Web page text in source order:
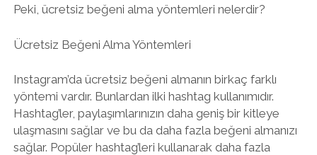
Peki, ücretsiz beğeni alma yöntemleri nelerdir?
Ücretsiz Beğeni Alma Yöntemleri
Instagram’da ücretsiz beğeni almanın birkaç farklı
yöntemi vardır. Bunlardan ilki hashtag kullanımıdır.
Hashtag’ler, paylaşımlarınızın daha geniş bir kitleye
ulaşmasını sağlar ve bu da daha fazla beğeni almanızı
sağlar. Popüler hashtag’leri kullanarak daha fazla